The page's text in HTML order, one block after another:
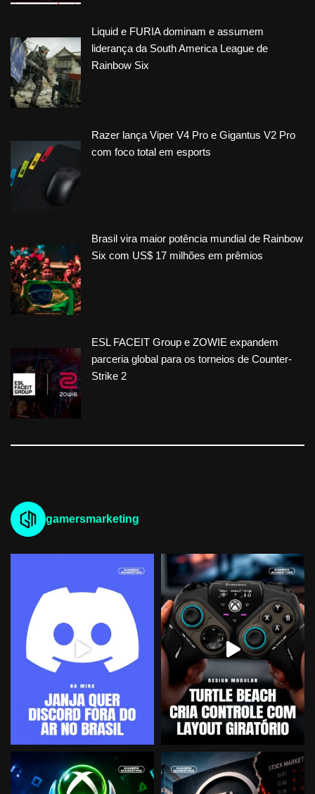
Liquid e FURIA dominam e assumem
liderança da South America League de
Rainbow Six
Razer lança Viper V4 Pro e Gigantus V2 Pro
com foco total em esports
Brasil vira maior potência mundial de Rainbow
Six com US$ 17 milhões em prêmios
ESL FACEIT Group e ZOWIE expandem
parceria global para os torneios de Counter-
Strike 2
gamersmarketing